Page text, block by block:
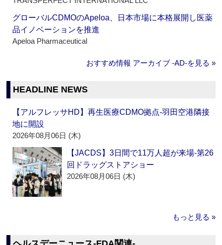
グローバルCDMOのApeloa、日本市場に本格展開し医薬
品イノベーションを推進
Apeloa Pharmaceutical
おすすめ情報 アーカイブ ‐AD‐を見る »
HEADLINE NEWS
【アルフレッサHD】再生医療CDMO拠点‐羽田空港隣接
地に開設
2026年08月06日 (木)
【JACDS】3日間で11万人超が来場‐第26
回ドラッグストアショー
2026年08月06日 (木)
もっと見る »